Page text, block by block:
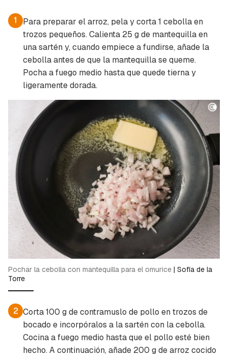
1
Para preparar el arroz, pela y corta 1 cebolla en
trozos pequeños. Calienta 25 g de mantequilla en
una sartén y, cuando empiece a fundirse, añade la
cebolla antes de que la mantequilla se queme.
Pocha a fuego medio hasta que quede tierna y
ligeramente dorada.
Pochar la cebolla con mantequilla para el omurice | Sofía de la
Torre
2 Corta 100 g de contramuslo de pollo en trozos de
bocado e incorpóralos a la sartén con la cebolla.
Cocina a fuego medio hasta que el pollo esté bien
hecho. A continuación, añade 200 g de arroz cocido